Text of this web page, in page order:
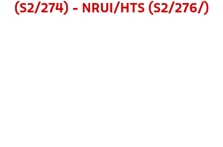
(S2/274) - NRUI/HTS (S2/276/)